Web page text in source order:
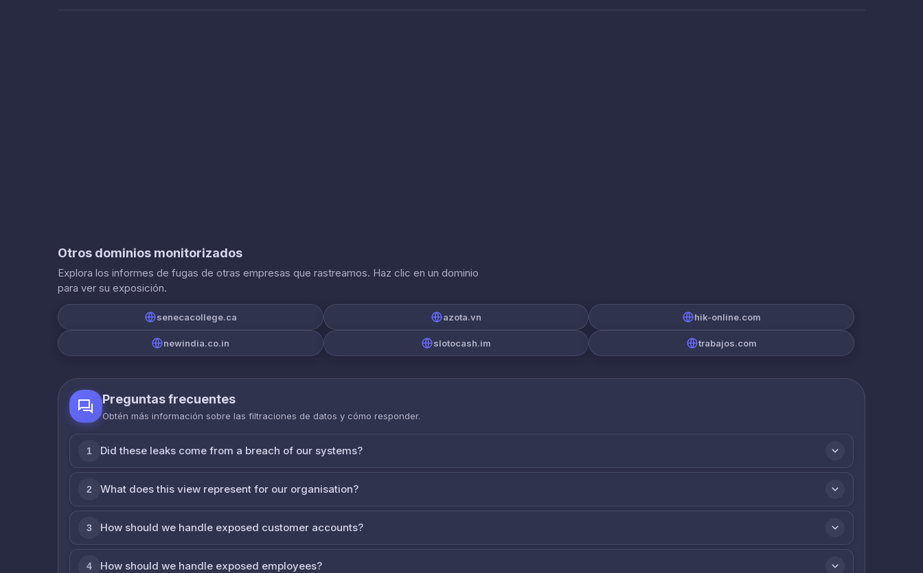
Otros dominios monitorizados
Explora los informes de fugas de otras empresas que rastreamos. Haz clic en un dominio
para ver su exposición.
senecacollege.ca azota.vn hik-online.com
newindia.co.in slotocash.im trabajos.com
Preguntas frecuentes
Obtén más información sobre las filtraciones de datos y cómo responder.
1 Did these leaks come from a breach of our systems?
2 What does this view represent for our organisation?
3 How should we handle exposed customer accounts?
4 How should we handle exposed employees?